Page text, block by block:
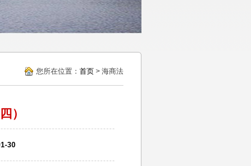
您所在位置： 首页 > 海商法
）
30